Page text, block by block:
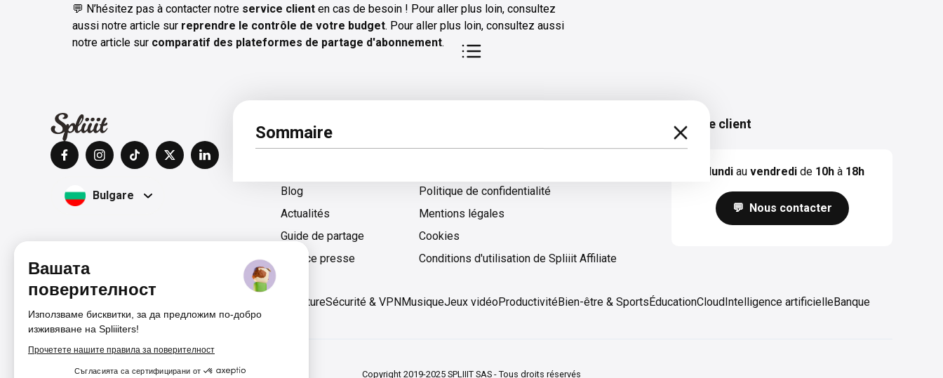
Вашата
поверителност
Използваме бисквитки, за да предложим по-добро
изживяване на Spliiiters!
Прочетете нашите правила за поверителност
Съгласията са сертифицирани от
💬 N’hésitez pas à contacter notre service client en cas de besoin ! Pour aller plus loin, consultez
aussi notre article sur reprendre le contrôle de votre budget. Pour aller plus loin, consultez aussi
notre article sur comparatif des plateformes de partage d'abonnement.
Sommaire
Bulgare
À propos
Blog
Actualités
Guide de partage
Espace presse
Politique de confidentialité
Mentions légales
Cookies
Cookies
Conditions d'utilisation de Spliiit Affiliate
Service client
lundi au vendredi de 10h à 18h
💬 Nous contacter
Presse & LectureSécurité & VPN MusiqueJeux vidéoProductivitéBien-être & Sports ÉducationCloud Intelligence artificielleBanque
Copyright 2019-2025 SPLIIIT SAS - Tous droits réservés